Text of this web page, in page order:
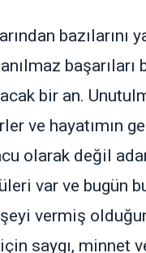
bazılarını
başarıları
bir an.
ve hayatımın
olarak değil
var ve bugün
vermiş
saygı, minnet ve